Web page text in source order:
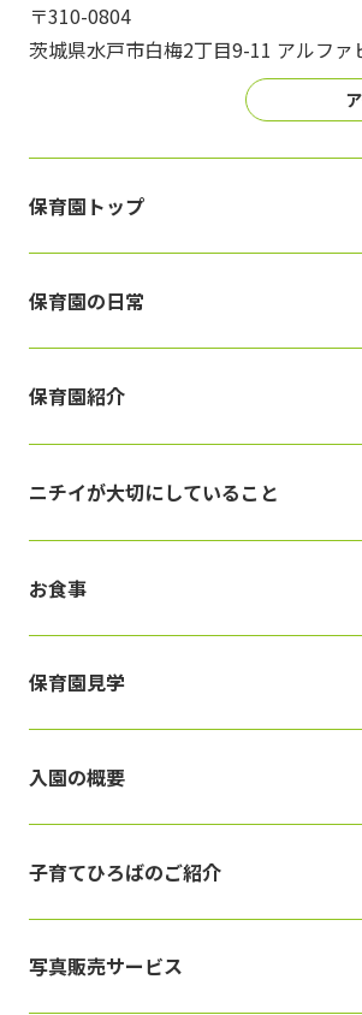
〒310-0804
茨城県水戸市白梅2丁目9-11 アルファ
保育園トップ
保育園の日常
保育園紹介
ニチイが大切にしていること
お食事
保育園見学
入園の概要
子育てひろばのご紹介
写真販売サービス